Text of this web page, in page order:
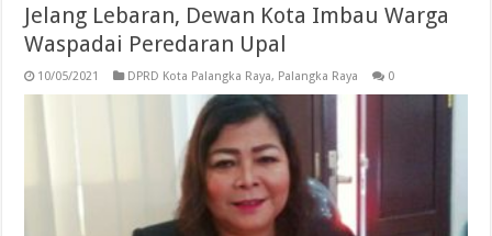
Jelang Lebaran, Dewan Kota Imbau Warga
Waspadai Peredaran Upal
10/05/2021 DPRD Kota Palangka Raya, Palangka Raya 0